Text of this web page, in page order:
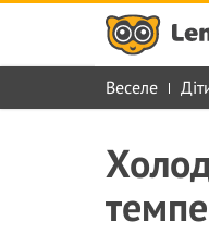
Веселе